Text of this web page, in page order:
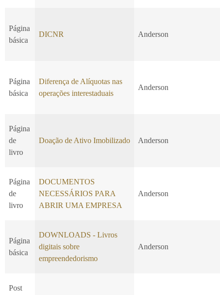
Página
básica
DICNR Anderson
Página
básica
Diferença de Alíquotas nas
operações interestaduais
Anderson
Página
de
livro
Doação de Ativo Imobilizado Anderson
Página
de
livro
DOCUMENTOS
NECESSÁRIOS PARA
ABRIR UMA EMPRESA
Anderson
Página
básica
DOWNLOADS - Livros
digitais sobre
empreendedorismo
Anderson
Post